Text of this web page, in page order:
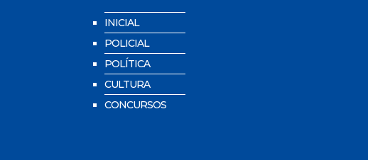
INICIAL
POLICIAL
POLÍTICA
CULTURA
CONCURSOS